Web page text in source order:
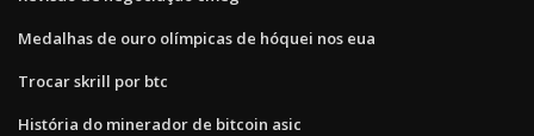
Medalhas de ouro olímpicas de hóquei nos eua
Trocar skrill por btc
História do minerador de bitcoin asic